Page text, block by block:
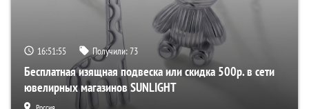
16:51:55 Получили:73
Бесплатная изящная подвеска или скидка 500р. в сети
ювелирных магазинов SUNLIGHT